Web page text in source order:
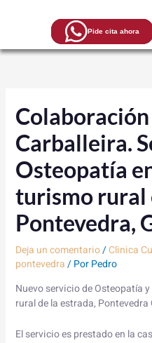
Contacto
Pide cita ahora
Colaboración
Carballeira.
Osteopatía
turismo rural
Pontevedra,
Deja un comentario/Clinica
pontevedra/ PorPedro
Nuevo servicio de Osteopatía
rural de la estrada,
El servicio es prestado en la